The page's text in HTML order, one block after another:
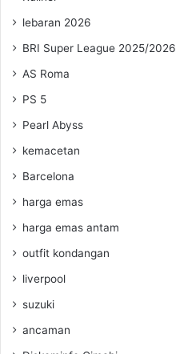
lebaran 2026
BRI Super League 2025/2026
AS Roma
PS 5
Pearl Abyss
kemacetan
Barcelona
harga emas
harga emas antam
outfit kondangan
liverpool
suzuki
ancaman